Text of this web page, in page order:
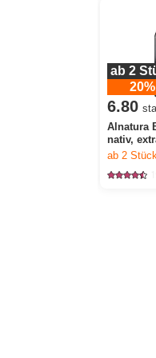
ab 2
20%
6.80
Alnatura
nativ,
ab 2